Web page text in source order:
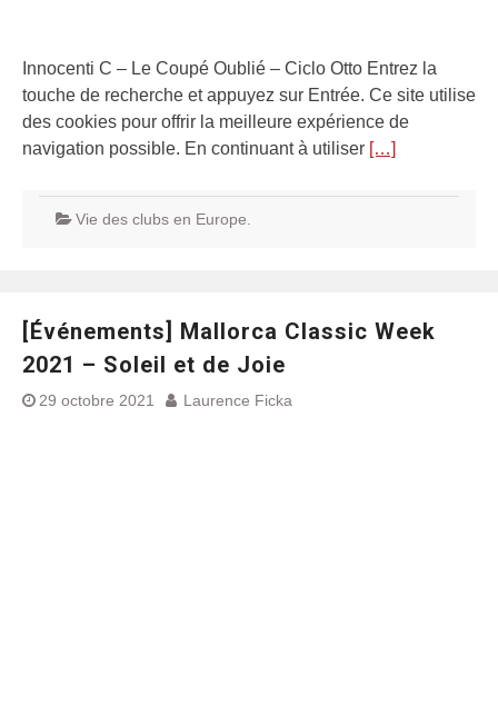
Innocenti C – Le Coupé Oublié – Ciclo Otto Entrez la
touche de recherche et appuyez sur Entrée. Ce site utilise
des cookies pour offrir la meilleure expérience de
navigation possible. En continuant à utiliser […]
Vie des clubs en Europe.
[Événements] Mallorca Classic Week
2021 – Soleil et de Joie
29 octobre 2021 Laurence Ficka